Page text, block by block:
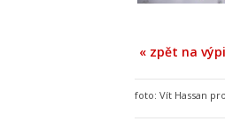
« zpět na
foto: Vít Hassan